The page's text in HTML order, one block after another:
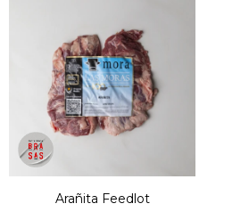
Arañita Feedlot